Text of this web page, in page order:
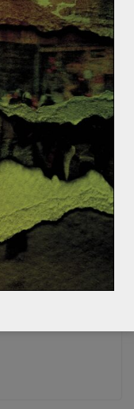
définitive : le
Certains auteurs
du dit-
fordisme, un
associées à une
rapide et
exemples de
mort.
crise grecque ?
la continuité